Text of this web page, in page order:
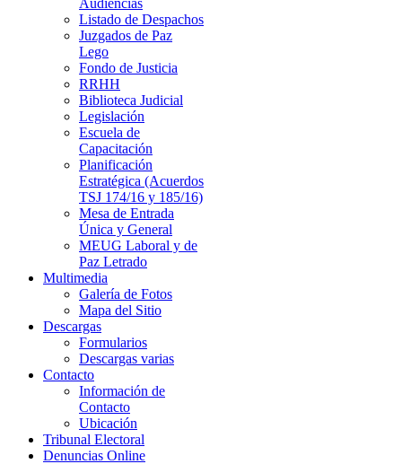
Audiencias
Listado de Despachos
Juzgados de Paz
Lego
Fondo de Justicia
RRHH
Biblioteca Judicial
Legislación
Escuela de
Capacitación
Planificación
Estratégica (Acuerdos
TSJ 174/16 y 185/16)
Mesa de Entrada
Única y General
MEUG Laboral y de
Paz Letrado
Multimedia
Galería de Fotos
Mapa del Sitio
Descargas
Formularios
Descargas varias
Contacto
Información de
Contacto
Ubicación
Tribunal Electoral
Denuncias Online